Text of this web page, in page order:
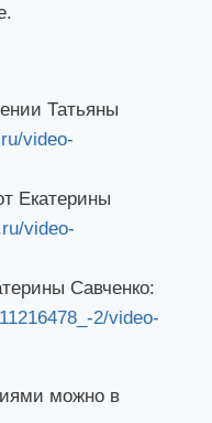
Татьяны
video-
Екатерины
video-
Савченко:
2/video-
можно в